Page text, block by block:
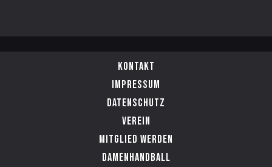
Kontakt
Impressum
Datenschutz
Verein
Mitglied werden
Damenhandball